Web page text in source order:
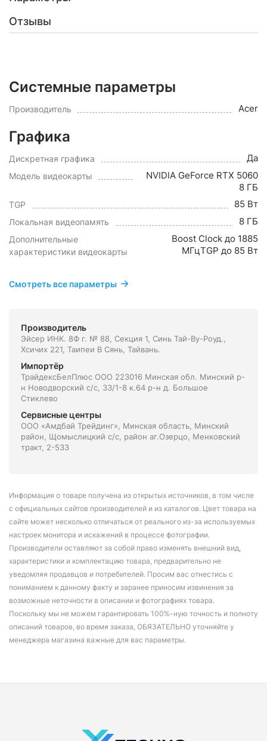
Отзывы
Системные параметры
Производитель Acer
Графика
Дискретная графика Да
Модель видеокарты
NVIDIA GeForce RTX 5060
8 ГБ
TGP 85 Вт
Локальная видеопамять 8 ГБ
Дополнительные
характеристики видеокарты
Boost Clock до 1885
МГцTGP до 85 Вт
Смотреть все параметры
Производитель
Эйсер ИНК. 8Ф г. № 88, Секция 1, Синь Тай-Ву-Роуд.,
Хсичих 221, Таипеи В Сянь, Тайвань.
Импортёр
ТрайдексБелПлюс ООО 223016 Минская обл. Минский р-
н Новодворский с/с, 33/1-8 к.64 р-н д. Большое
Стиклево
Сервисные центры
ООО «Амдбай Трейдинг», Минская область, Минский
район, Щомыслицкий с/с, район аг.Озерцо, Менковский
тракт, 2-533
Информация о товаре получена из открытых источников, в том числе
с официальных сайтов производителей и из каталогов. Цвет товара на
сайте может несколько отличаться от реального из-за используемых
настроек монитора и искажений в процессе фотографии.
Производители оставляют за собой право изменять внешний вид,
характеристики и комплектацию товара, предварительно не
уведомляя продавцов и потребителей. Просим вас отнестись с
пониманием к данному факту и заранее приносим извинения за
возможные неточности в описании и фотографиях товара.
Поскольку мы не можем гарантировать 100%-ную точность и полноту
описаний товаров, во время заказа, ОБЯЗАТЕЛЬНО уточняйте у
менеджера магазина важные для вас параметры.